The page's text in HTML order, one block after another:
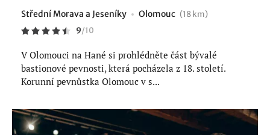
Střední Morava a Jeseníky Olomouc (18 km)
9/10
V Olomouci na Hané si prohlédněte část bývalé
bastionové pevnosti, která pocházela z 18. století.
Korunní pevnůstka Olomouc v s...